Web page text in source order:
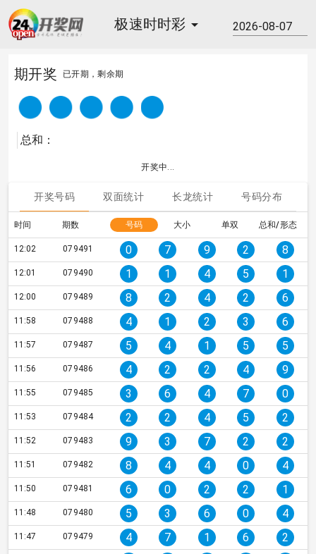
极速时时彩
期开奖 已开期，剩余期
总和：
开奖中...
开奖号码 双面统计 长龙统计 号码分布
时间 期数 号码 大小 单双 总和/形态
12:02 079491 0 7 9 2 8
12:01 079490 1 1 4 5 1
12:00 079489 8 2 4 2 6
11:58 079488 4 1 2 3 6
11:57 079487 5 4 1 5 5
11:56 079486 4 2 2 4 9
11:55 079485 3 6 4 7 0
11:53 079484 2 2 4 5 2
11:52 079483 9 3 7 2 2
11:51 079482 8 4 4 0 4
11:50 079481 6 0 2 2 1
11:48 079480 5 3 6 0 4
11:47 079479 4 7 1 6 2